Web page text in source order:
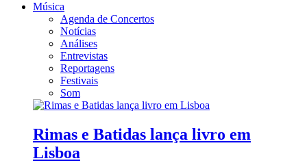
Música
Agenda de Concertos
Notícias
Análises
Entrevistas
Reportagens
Festivais
Som
Rimas e Batidas lança livro em
Lisboa